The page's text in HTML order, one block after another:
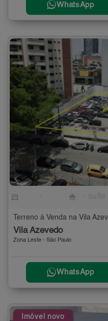
WhatsApp
Terreno à Venda na Vila
Vila Azevedo
Zona Leste - São Paulo
WhatsApp
Imóvel novo